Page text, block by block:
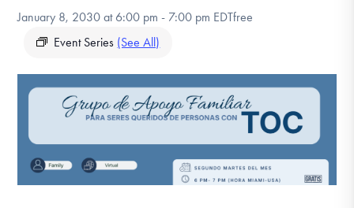
DONATE
Find Help
Learn More
January 8, 2030 at 6:00 pm - 7:00 pm EDT
Event Series (See All)
free